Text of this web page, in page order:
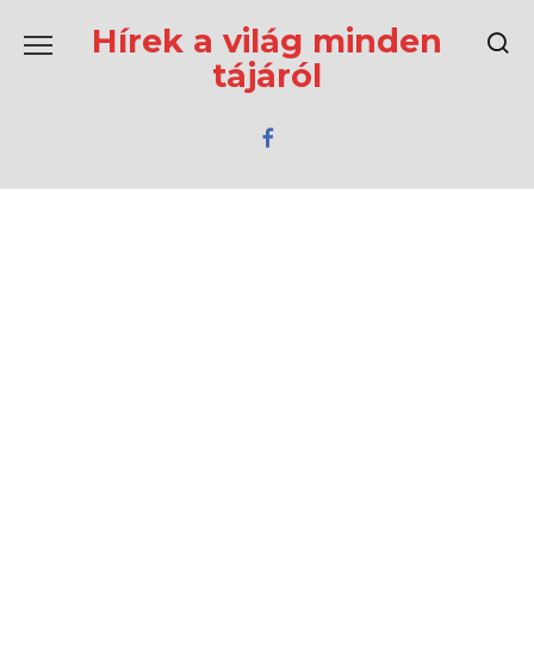
содержаниюHírek a világ minden
tájáról